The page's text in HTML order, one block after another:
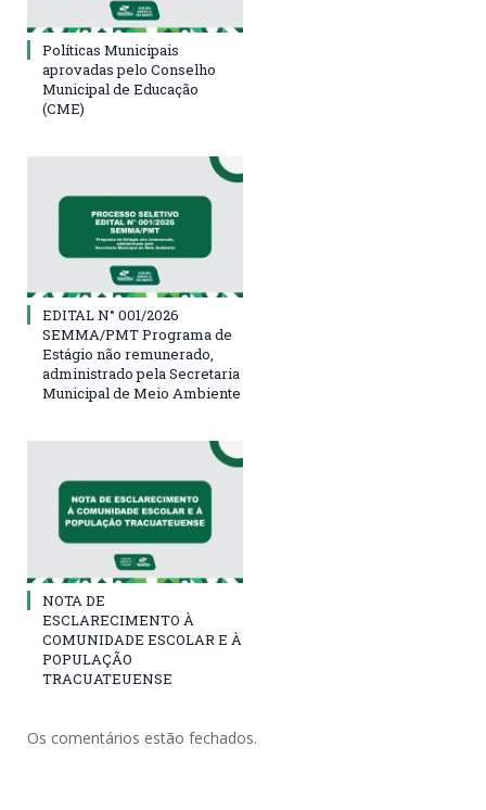
Políticas Municipais
aprovadas pelo Conselho
Municipal de Educação
(CME)
EDITAL N° 001/2026
SEMMA/PMT Programa de
Estágio não remunerado,
administrado pela Secretaria
Municipal de Meio Ambiente
NOTA DE
ESCLARECIMENTO À
COMUNIDADE ESCOLAR E À
POPULAÇÃO
TRACUATEUENSE
Os comentários estão fechados.